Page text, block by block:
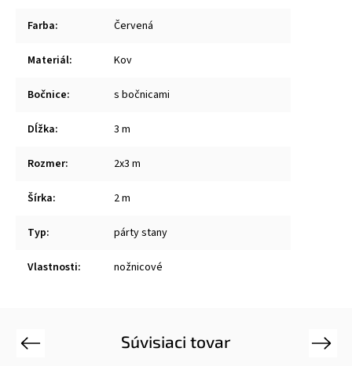
Farba: Červená
Materiál: Kov
Bočnice: s bočnicami
Dĺžka: 3 m
Rozmer: 2x3 m
Šírka: 2 m
Typ: párty stany
Vlastnosti: nožnicové
Súvisiaci tovar
Previous Next